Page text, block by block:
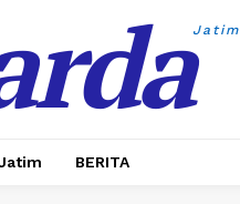
Jatim
BERITA